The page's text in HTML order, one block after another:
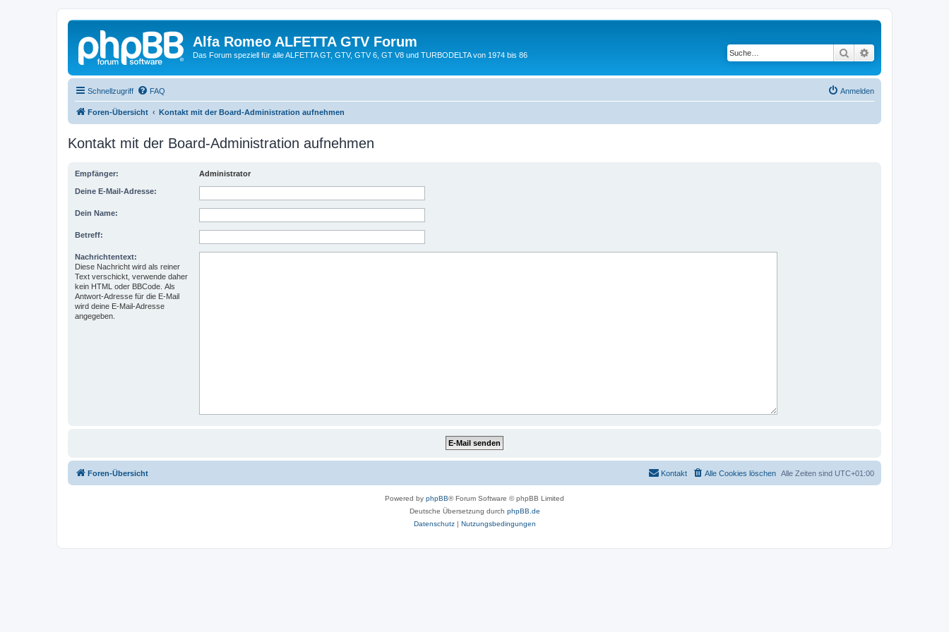
Alfa Romeo ALFETTA GTV Forum
Das Forum speziell für alle ALFETTA GT, GTV, GTV 6, GT V8 und TURBODELTA von 1974 bis 86 Suche
Schnellzugriff FAQ Anmelden
Foren-Übersicht Kontakt mit der Board-Administration aufnehmen
Kontakt mit der Board-Administration aufnehmen
Empfänger: Administrator
Deine E-Mail-Adresse:
Dein Name:
Betreff:
Nachrichtentext:
Diese Nachricht wird als reiner
Text verschickt, verwende daher
kein HTML oder BBCode. Als
Antwort-Adresse für die E-Mail
wird deine E-Mail-Adresse
angegeben.
Foren-Übersicht Alle Zeiten sind UTC+01:00
Alle Cookies löschen
Kontakt
Powered by phpBB® Forum Software © phpBB Limited
Deutsche Übersetzung durch phpBB.de
Datenschutz| Nutzungsbedingungen